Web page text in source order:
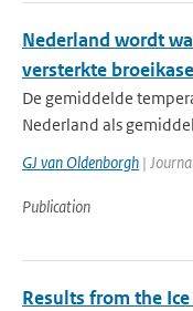
Nederland wordt
versterkte
De gemiddelde
Nederland als
GJ van Oldenborgh |
Publication
Results from the